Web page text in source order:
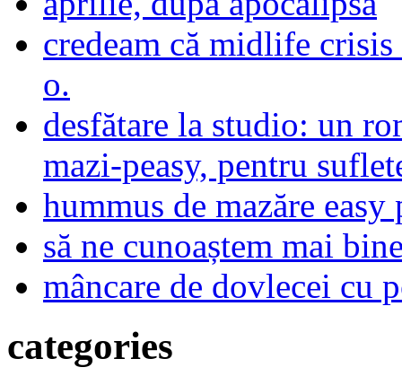
credeam că midlife crisis
o.
desfătare la studio: un
mazi-peasy, pentru
hummus de mazăre easy
să ne cunoaștem mai
mâncare de dovlecei cu
categories